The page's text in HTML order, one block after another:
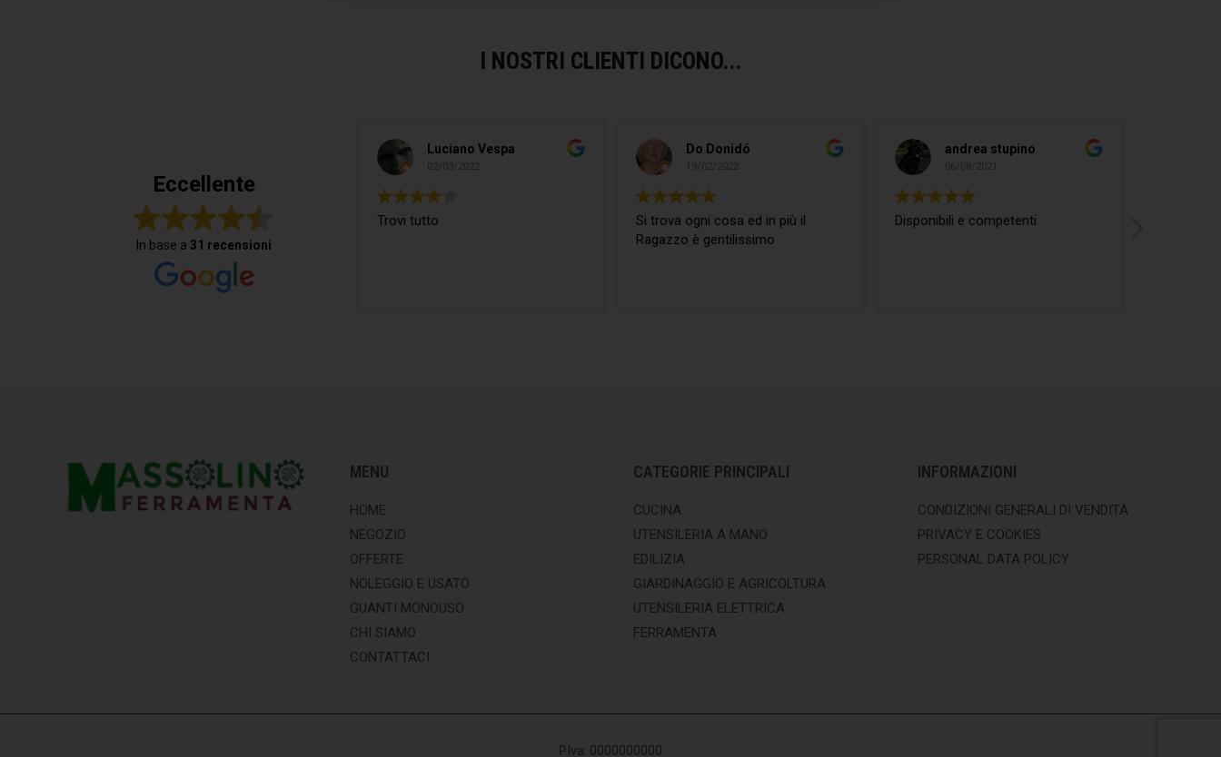
I NOSTRI CLIENTI DICONO...
Eccellente
In base a 31 recensioni
Luciano Vespa
02/03/2022
Trovi tutto
Do Donidó
19/02/2022
Si trova ogni cosa ed in più il
Ragazzo è gentilissimo
andrea stupino
06/08/2021
Disponibili e competenti
MENU
HOME
NEGOZIO
OFFERTE
NOLEGGIO E USATO
GUANTI MONOUSO
CHI SIAMO
CONTATTACI
CATEGORIE PRINCIPALI
CUCINA
UTENSILERIA A MANO
EDILIZIA
GIARDINAGGIO E AGRICOLTURA
UTENSILERIA ELETTRICA
FERRAMENTA
INFORMAZIONI
CONDIZIONI GENERALI DI VENDITA
PRIVACY E COOKIES
PERSONAL DATA POLICY
P.Iva: 0000000000